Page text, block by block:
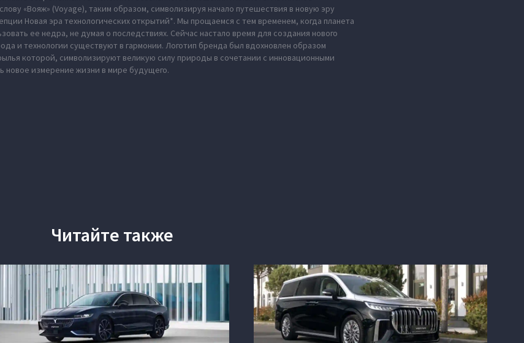
«Вояж» (Voyage), таким образом, символизируя начало путешествия в новую эру
Новая эра технологических открытий*. Мы прощаемся с тем временем, когда планета
ее недра, не думая о последствиях. Сейчас настало время для создания нового
и технологии существуют в гармонии. Логотип бренда был вдохновлен образом
которой, символизируют великую силу природы в сочетании с инновационными
новое измерение жизни в мире будущего.
Читайте также